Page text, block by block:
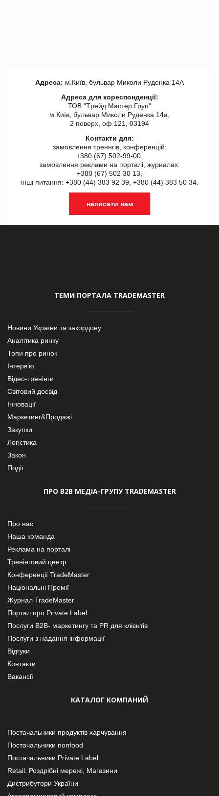
Адреса: м.Київ, бульвар Миколи Руденка 14А
Адреса для кореспонденції:
ТОВ "Tрейд Мастер Груп"
м.Київ, бульвар Миколи Руденка 14а,
2 поверх, оф 121, 03194
Контакти для:
замовлення треннгів, конференцій:
+380 (67) 502-99-00,
замовлення реклами на порталі, журналах:
+380 (67) 502 30 13,
інші питання: +380 (44) 383 92 39, +380 (44) 383 50 34.
написати нам
ТЕМИ ПОРТАЛА TRADEMASTER
Новини України та закордону
Аналітика ринку
Топи про ринок
Інтерв’ю
Відео-тренінги
Світовий досвід
Інновації
Маркетинг&Продажі
Закупки
Логістика
Закон
Події
ПРО В2В МЕДІА-ГРУПУ TRADEMASTER
Про нас
Наша команда
Реклама на порталі
Тренінговий центр
Конференції TradeMaster
Національні Премії
Журнал TradeMaster
Портал про Private Label
Послуги В2В- маркетингу та PR для клієнтів
Послуги з надання інформації
Відгуки
Контакти
Вакансії
КАТАЛОГ КОМПАНИЙ
Постачальники продуктів харчування
Постачальники nonfood
Постачальники Private Label
Retail. Роздрібні мережі, Магазини
Дистрибутори України